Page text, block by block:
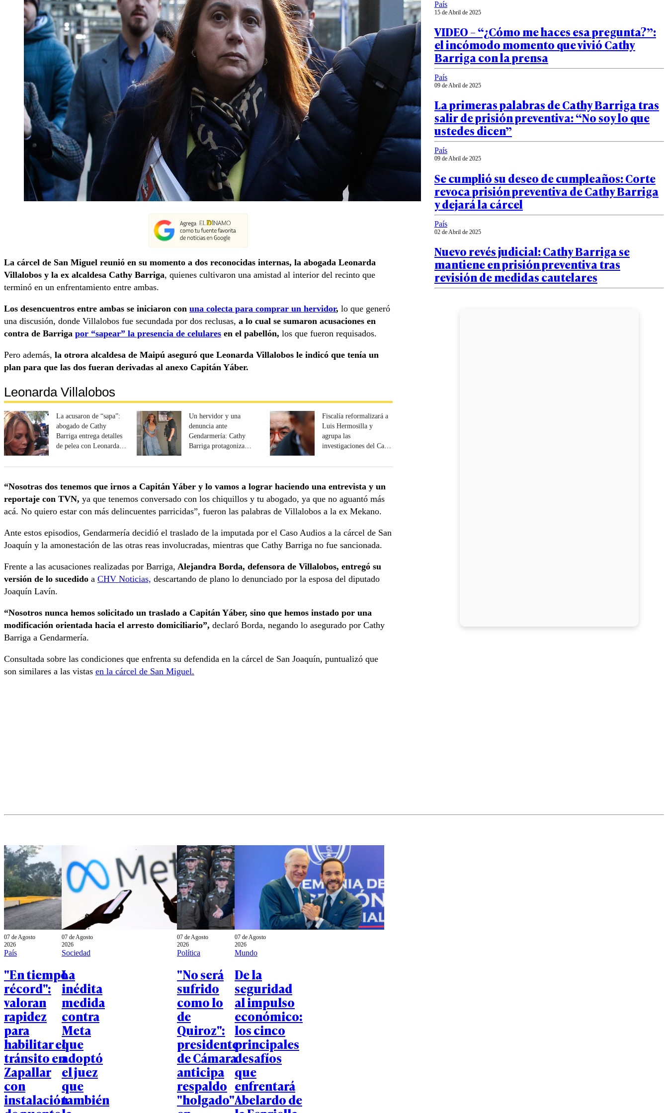
La cárcel de San Miguel reunió en su momento a dos reconocidas internas, la abogada Leonarda
Villalobos y la ex alcaldesa Cathy Barriga, quienes cultivaron una amistad al interior del recinto que
terminó en un enfrentamiento entre ambas.
Los desencuentros entre ambas se iniciaron con una colecta para comprar un hervidor, lo que generó
una discusión, donde Villalobos fue secundada por dos reclusas, a lo cual se sumaron acusaciones en
contra de Barriga por “sapear” la presencia de celulares en el pabellón, los que fueron requisados.
Pero además, la otrora alcaldesa de Maipú aseguró que Leonarda Villalobos le indicó que tenía un
plan para que las dos fueran derivadas al anexo Capitán Yáber.
Leonarda Villalobos
La acusaron de “sapa”:
abogado de Cathy
Barriga entrega detalles
de pelea con Leonarda
Un hervidor y una
denuncia ante
Gendarmería: Cathy
Barriga protagoniza
Villalobos en la cárcel
Fiscalía reformalizará a
Luis Hermosilla y
agrupa las
investigaciones del Caso
“Nosotras dos tenemos que irnos a Capitán Yáber y lo vamos a lograr haciendo una entrevista y un
reportaje con TVN, ya que tenemos conversado con los chiquillos y tu abogado, ya que no aguantó más
acá. No quiero estar con más delincuentes parricidas”, fueron las palabras de Villalobos a la ex Mekano.
Ante estos episodios, Gendarmería decidió el traslado de la imputada por el Caso Audios a la cárcel de San
Joaquín y la amonestación de las otras reas involucradas, mientras que Cathy Barriga no fue sancionada.
Frente a las acusaciones realizadas por Barriga, Alejandra Borda, defensora de Villalobos, entregó su
versión de lo sucedido a CHV Noticias, descartando de plano lo denunciado por la esposa del diputado
Joaquín Lavín.
“Nosotros nunca hemos solicitado un traslado a Capitán Yáber, sino que hemos instado por una
modificación orientada hacia el arresto domiciliario”, declaró Borda, negando lo asegurado por Cathy
Barriga a Gendarmería.
Consultada sobre las condiciones que enfrenta su defendida en la cárcel de San Joaquín, puntualizó que
son similares a las vistas en la cárcel de San Miguel.
País
15 de Abril de 2025
VIDEO – “¿Cómo me haces esa pregunta?”:
el incómodo momento que vivió Cathy
Barriga con la prensa
País
09 de Abril de 2025
La primeras palabras de Cathy Barriga tras
salir de prisión preventiva: “No soy lo que
ustedes dicen”
País
09 de Abril de 2025
Se cumplió su deseo de cumpleaños: Corte
revoca prisión preventiva de Cathy Barriga
y dejará la cárcel
País
02 de Abril de 2025
Nuevo revés judicial: Cathy Barriga se
mantiene en prisión preventiva tras
revisión de medidas cautelares
07 de Agosto
2026
País
"En tiempo
récord":
valoran
rapidez
para
habilitar el
tránsito en
Zapallar
con
instalación
07 de Agosto
2026
Sociedad
La
inédita
medida
contra
Meta
que
adoptó
el juez
que
también
07 de Agosto
2026
Política
"No será
sufrido
como lo
de
Quiroz":
presidente
de Cámara
anticipa
respaldo
"holgado"
07 de Agosto
2026
Mundo
De la
seguridad
al impulso
económico:
los cinco
principales
desafíos
que
enfrentará
Abelardo de